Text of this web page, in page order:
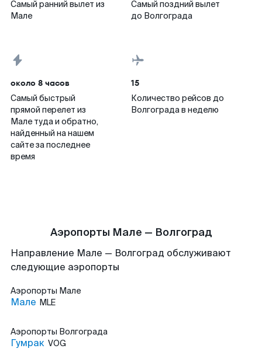
Самый ранний вылет из
Мале
Самый поздний вылет
до Волгограда
около 8 часов
Самый быстрый
прямой перелет из
Мале туда и обратно,
найденный на нашем
сайте за последнее
время
15
Количество рейсов до
Волгограда в неделю
Аэропорты Мале — Волгоград
Направление Мале — Волгоград обслуживают
следующие аэропорты
Аэропорты Мале
Мале MLE
Аэропорты Волгограда
Гумрак VOG